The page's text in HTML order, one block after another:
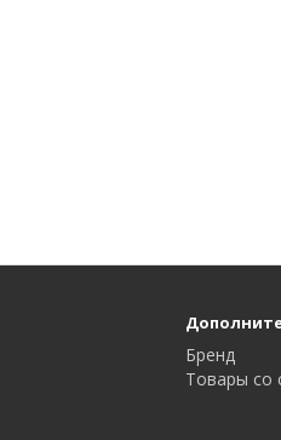
Бренд
Товары со